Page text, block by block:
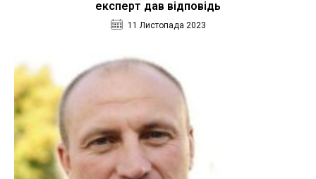
експерт дав відповідь
11 Листопада 2023